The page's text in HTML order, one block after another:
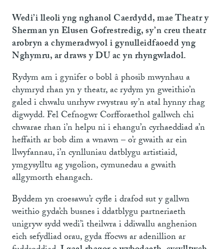
Wedi’i lleoli yng nghanol Caerdydd, mae Theatr y
Sherman yn Elusen Gofrestredig, sy’n creu theatr
arobryn a chymeradwyol i gynulleidfaoedd yng
Nghymru, ar draws y DU ac yn rhyngwladol.
Rydym am i gynifer o bobl â phosib mwynhau a
chymryd rhan yn y theatr, ac rydym yn gweithio’n
galed i chwalu unrhyw rwystrau sy’n atal hynny rhag
digwydd. Fel Cefnogwr Corfforaethol gallwch chi
chwarae rhan i’n helpu ni i ehangu’n cyrhaeddiad a’n
heffaith ar bob dim a wnawn – o’r gwaith ar ein
llwyfannau, i’n cynlluniau datblygu artistiaid,
ymgysylltu ag ysgolion, cymunedau a gwaith
allgymorth ehangach.
Byddem yn croesawu’r cyfle i drafod sut y gallwn
weithio gyda’ch busnes i ddatblygu partneriaeth
unigryw sydd wedi’i theilwra i ddiwallu anghenion
eich sefydliad orau, gyda ffocws ar adenillion ar